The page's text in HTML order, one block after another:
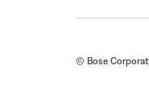
© Bose